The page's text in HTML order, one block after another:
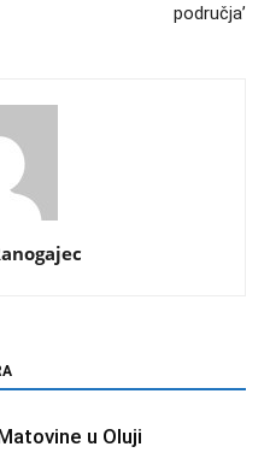
područja’
u Oluji